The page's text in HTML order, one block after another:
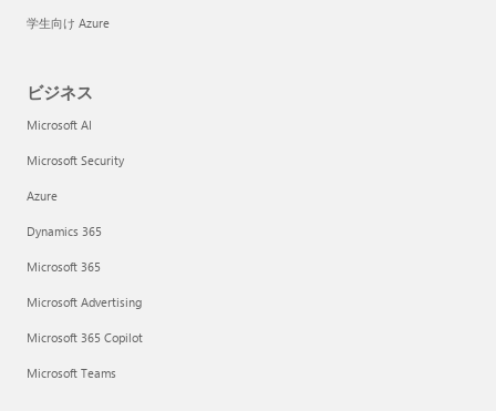
学生向け Azure
ビジネス
Microsoft AI
Microsoft Security
Azure
Dynamics 365
Microsoft 365
Microsoft Advertising
Microsoft 365 Copilot
Microsoft Teams